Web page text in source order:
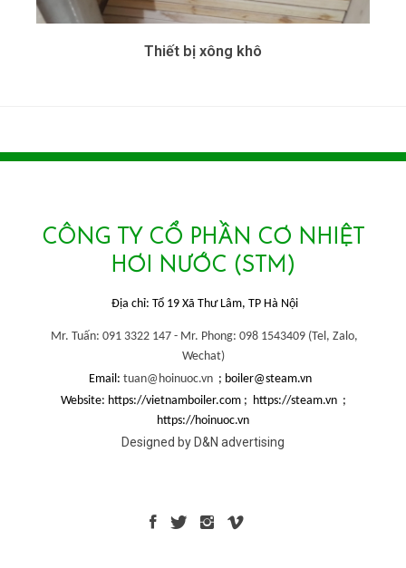
Thiết bị xông khô
CÔNG TY CỔ PHẦN CƠ NHIỆT
HƠI NƯỚC (STM)
Địa chỉ: Tổ 19 Xã Thư Lâm, TP Hà Nội
Mr. Tuấn: 091 3322 147 - Mr. Phong: 098 1543409 (Tel, Zalo,
Wechat)
Email: tuan@hoinuoc.vn ; boiler@steam.vn
Website: https://vietnamboiler.com ; https://steam.vn ;
https://hoinuoc.vn
Designed by D&N advertising